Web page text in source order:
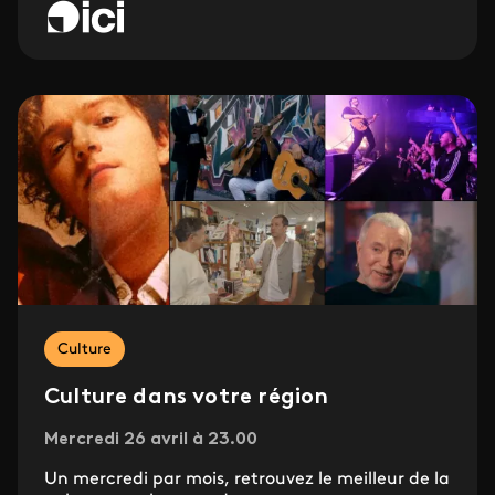
Culture
Culture dans votre région
Mercredi 26 avril à 23.00
Un mercredi par mois, retrouvez le meilleur de la